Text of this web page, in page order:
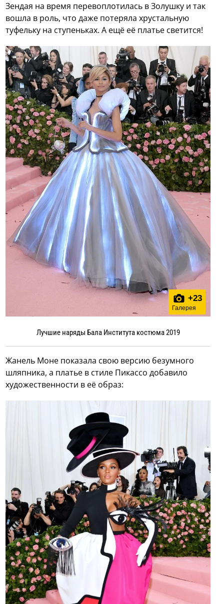
Зендая на время перевоплотилась в Золушку и так
вошла в роль, что даже потеряла хрустальную
туфельку на ступеньках. А ещё её платье светится!
+23
Галерея
Лучшие наряды Бала Института костюма 2019
Жанель Моне показала свою версию безумного
шляпника, а платье в стиле Пикассо добавило
художественности в её образ: